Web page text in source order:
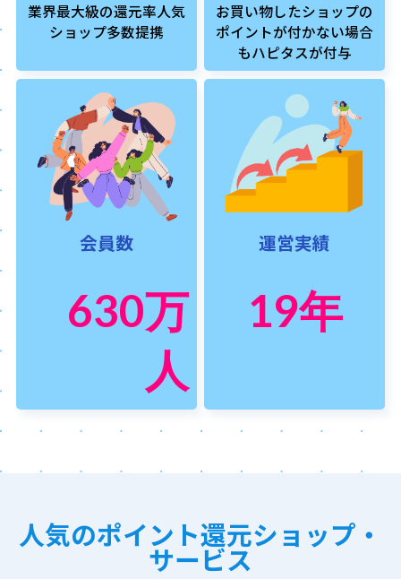
業界最大級の還元率人気
ショップ多数提携
お買い物したショップの
ポイントが付かない場合
もハピタスが付与
会員数
630万
人
運営実績
19年
人気のポイント還元ショップ・
サービス